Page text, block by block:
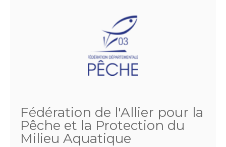
Fédération de l'Allier pour la
Pêche et la Protection du
Milieu Aquatique